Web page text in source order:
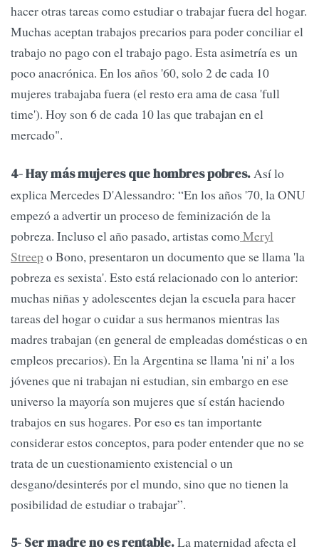
hacer otras tareas como estudiar o trabajar fuera del hogar.
Muchas aceptan trabajos precarios para poder conciliar el
trabajo no pago con el trabajo pago. Esta asimetría es un
poco anacrónica. En los años '60, solo 2 de cada 10
mujeres trabajaba fuera (el resto era ama de casa 'full
time'). Hoy son 6 de cada 10 las que trabajan en el
mercado".
4- Hay más mujeres que hombres pobres.Así lo
explica Mercedes D'Alessandro: “En los años '70, la ONU
empezó a advertir un proceso de feminización de la
pobreza. Incluso el año pasado, artistas comoMeryl
Streepo Bono, presentaron un documento que se llama 'la
pobreza es sexista'. Esto está relacionado con lo anterior:
muchas niñas y adolescentes dejan la escuela para hacer
tareas del hogar o cuidar a sus hermanos mientras las
madres trabajan (en general de empleadas domésticas o en
empleos precarios). En la Argentina se llama 'ni ni' a los
jóvenes que ni trabajan ni estudian, sin embargo en ese
universo la mayoría son mujeres que sí están haciendo
trabajos en sus hogares. Por eso es tan importante
considerar estos conceptos, para poder entender que no se
trata de un cuestionamiento existencial o un
desgano/desinterés por el mundo, sino que no tienen la
posibilidad de estudiar o trabajar”.
5- Ser madre no es rentable.La maternidad afecta el